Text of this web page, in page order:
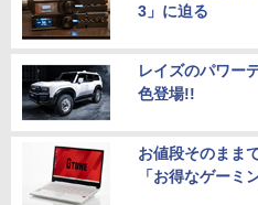
3」に迫る
レイズのパワー
色登場!!
お値段そのまま
「お得なゲーミ